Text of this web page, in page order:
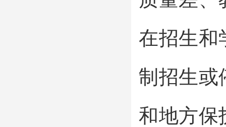
在招生和
制招生或
和地方保